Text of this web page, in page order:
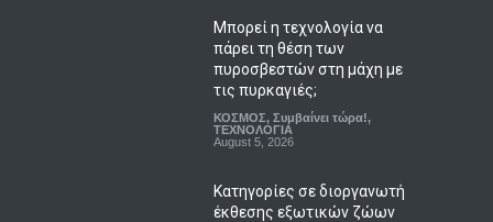
Μπορεί η τεχνολογία να
πάρει τη θέση των
πυροσβεστών στη μάχη με
τις πυρκαγιές;
ΚΟΣΜΟΣ, Συμβαίνει τώρα!,
ΤΕΧΝΟΛΟΓΙΑ
August 5, 2026
Κατηγορίες σε διοργανωτή
έκθεσης εξωτικών ζώων